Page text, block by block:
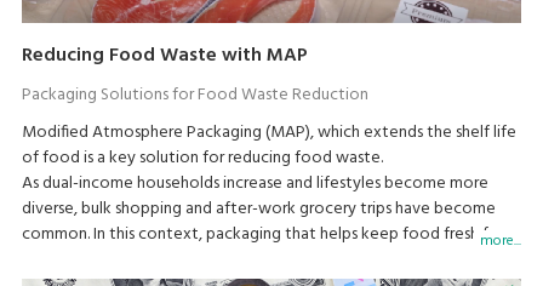
Reducing Food Waste with MAP
Packaging Solutions for Food Waste Reduction
Modified Atmosphere Packaging (MAP), which extends the shelf life
of food is a key solution for reducing food waste.
As dual-income households increase and lifestyles become more
diverse, bulk shopping and after-work grocery trips have become
common. In this context, packaging that helps keep food fresh for
more...